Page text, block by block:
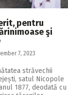
pentru
şi
7, 2023
străvechii
satul Nico­pole
1877, deodată cu